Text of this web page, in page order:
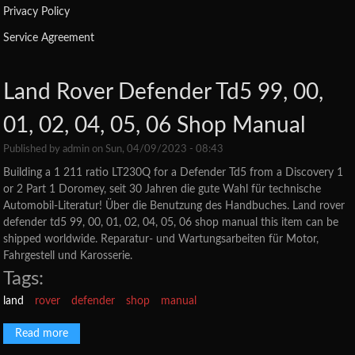
Privacy Policy
Service Agreement
Land Rover Defender Td5 99, 00,
01, 02, 04, 05, 06 Shop Manual
Published byadmin on Sun, 04/09/2023 - 08:43
Building a 1 211 ratio LT230Q for a Defender Td5 from a Discovery 1
or 2 Part 1 Doromey, seit 30 Jahren die gute Wahl für technische
Automobil-Literatur! Über die Benutzung des Handbuches. Land rover
defender td5 99, 00, 01, 02, 04, 05, 06 shop manual this item can be
shipped worldwide. Reparatur- und Wartungsarbeiten für Motor,
Fahrgestell und Karosserie.
Tags:
land rover defender shop manual
Read more